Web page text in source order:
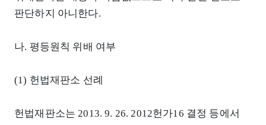
판단하지 아니한다.
나. 평등원칙 위배 여부
(1) 헌법재판소 선례
헌법재판소는 2013. 9. 26. 2012헌가16 결정 등에서